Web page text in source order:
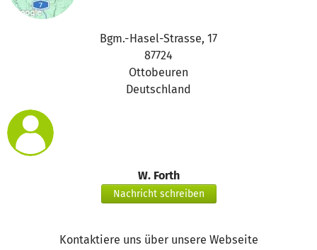
Bgm.-Hasel-Strasse, 17
87724
Ottobeuren
Deutschland
W. Forth
Nachricht schreiben
Kontaktiere uns über unsere Webseite